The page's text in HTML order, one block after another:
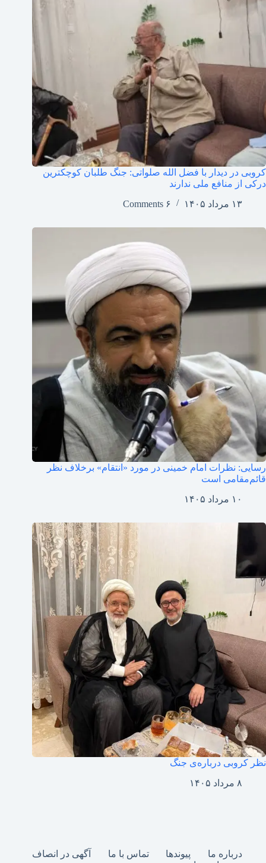
کروبی در دیدار با فضل الله صلواتی: جنگ طلبان کوچکترین
درکی از منافع ملی ندارند
۱۳ مرداد ۱۴۰۵
۶ Comments
رسایی: نظرات امام خمینی در مورد «انتقام» برخلاف نظر
قائم‌مقامی است
۱۰ مرداد ۱۴۰۵
نظر کروبی درباره‌ی جنگ
۸ مرداد ۱۴۰۵
درباره ما پیوندها تماس با ما
آگهی در انصاف